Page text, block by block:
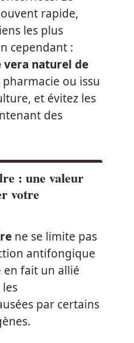
rapide,
les plus
cependant :
vera naturel de
pharmacie ou issu
et évitez les
des
: une valeur
votre
ne se limite pas
antifongique
fait un allié
par certains